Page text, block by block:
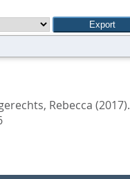
Rebecca (2017).